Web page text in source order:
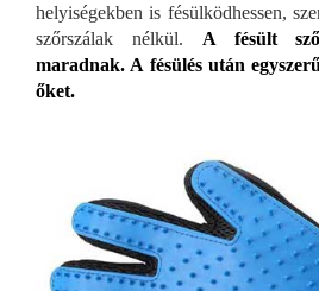
helyiségekben is fésülködhessen,
szőrszálak nélkül. A fésült
maradnak. A fésülés után
őket.